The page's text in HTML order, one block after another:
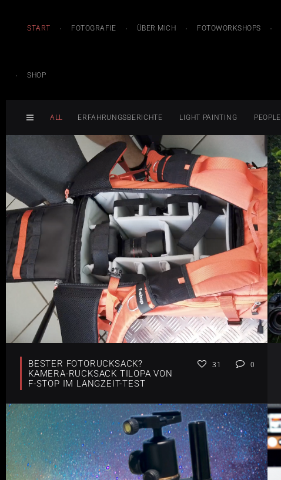
START FOTOGRAFIE ÜBER MICH FOTOWORKSHOPS
SHOP
ALL ERFAHRUNGSBERICHTE LIGHT PAINTING PEOPLE
BESTER FOTORUCKSACK?
KAMERA-RUCKSACK TILOPA VON
F-STOP IM LANGZEIT-TEST
31 0